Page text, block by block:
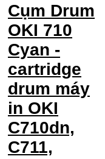
Cụm Drum
OKI 710
Cyan -
cartridge
drum máy
in OKI
C710dn,
C711,